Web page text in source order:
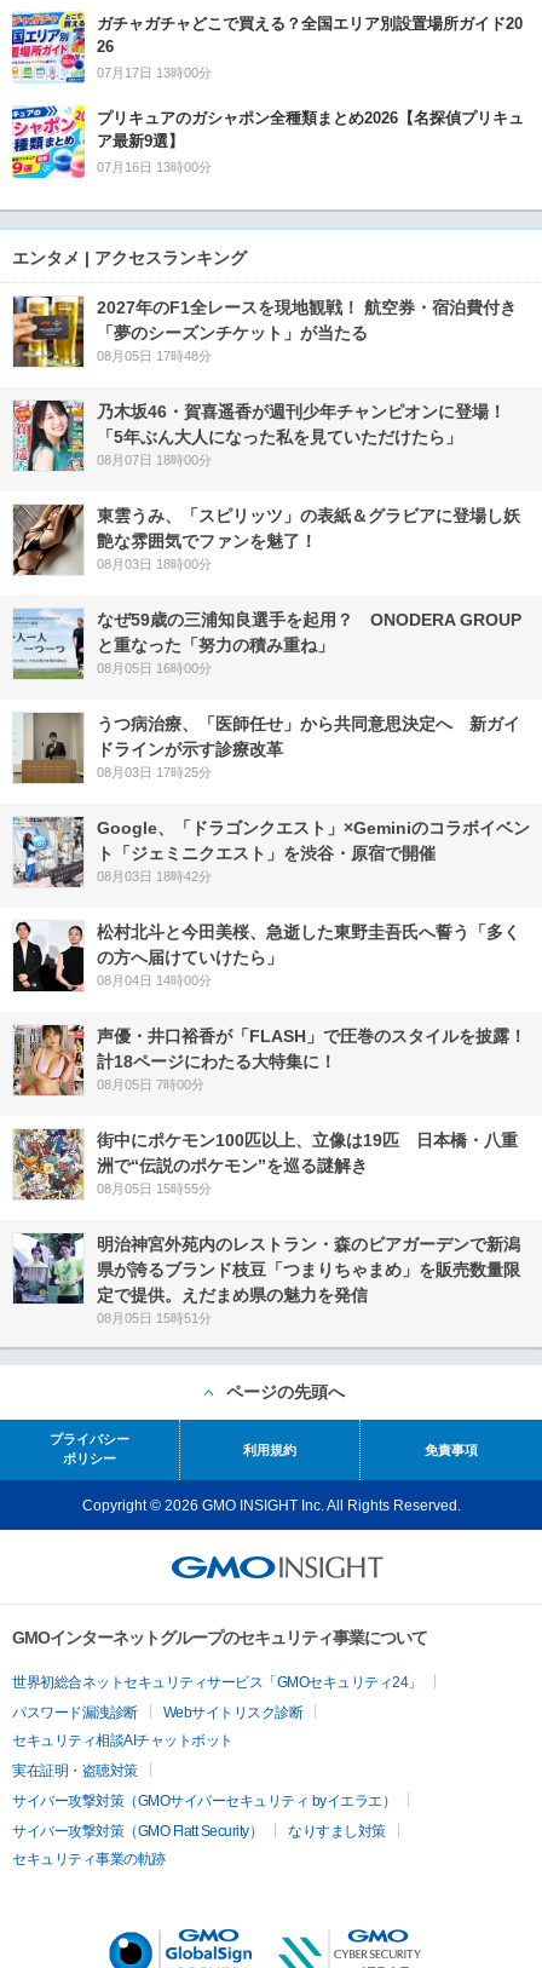
ガチャガチャどこで買える？全国エリア別設置場所ガイド20
26
07月17日 13時00分
プリキュアのガシャポン全種類まとめ2026【名探偵プリキュ
ア最新9選】
07月16日 13時00分
エンタメ | アクセスランキング
2027年のF1全レースを現地観戦！ 航空券・宿泊費付き
「夢のシーズンチケット」が当たる
08月05日 17時48分
乃木坂46・賀喜遥香が週刊少年チャンピオンに登場！
「5年ぶん大人になった私を見ていただけたら」
08月07日 18時00分
東雲うみ、「スピリッツ」の表紙＆グラビアに登場し妖
艶な雰囲気でファンを魅了！
08月03日 18時00分
なぜ59歳の三浦知良選手を起用？ ONODERA GROUP
と重なった「努力の積み重ね」
08月05日 16時00分
うつ病治療、「医師任せ」から共同意思決定へ 新ガイ
ドラインが示す診療改革
08月03日 17時25分
Google、「ドラゴンクエスト」×Geminiのコラボイベン
ト「ジェミニクエスト」を渋谷・原宿で開催
08月03日 18時42分
松村北斗と今田美桜、急逝した東野圭吾氏へ誓う「多く
の方へ届けていけたら」
08月04日 14時00分
声優・井口裕香が「FLASH」で圧巻のスタイルを披露！
計18ページにわたる大特集に！
08月05日 7時00分
街中にポケモン100匹以上、立像は19匹 日本橋・八重
洲で“伝説のポケモン”を巡る謎解き
08月05日 15時55分
明治神宮外苑内のレストラン・森のビアガーデンで新潟
県が誇るブランド枝豆「つまりちゃまめ」を販売数量限
定で提供。えだまめ県の魅力を発信
08月05日 15時51分
ページの先頭へ
プライバシー
ポリシー
利用規約 免責事項
Copyright © 2026 GMO INSIGHT Inc. All Rights Reserved.
GMOインターネットグループのセキュリティ事業について
世界初総合ネットセキュリティサービス「GMOセキュリティ24」
パスワード漏洩診断
Webサイトリスク診断
セキュリティ相談AIチャットボット
実在証明・盗聴対策
サイバー攻撃対策（GMOサイバーセキュリティ byイエラエ）
サイバー攻撃対策（GMO Flatt Security）
なりすまし対策
セキュリティ事業の軌跡